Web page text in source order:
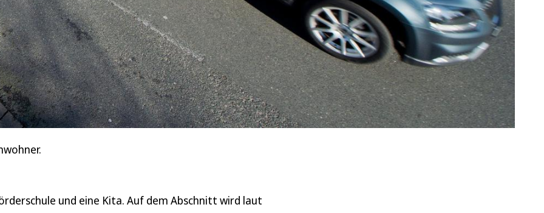
und eine Kita. Auf dem Abschnitt wird laut